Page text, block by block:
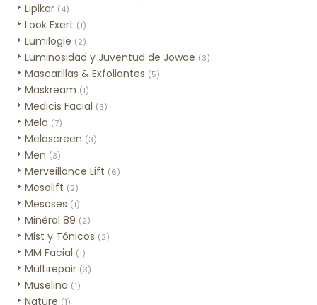
Lipikar (4)
Look Exert (1)
Lumilogie (2)
Luminosidad y Juventud de Jowae (3)
Mascarillas & Exfoliantes (5)
Maskream (1)
Medicis Facial (3)
Mela (7)
Melascreen (3)
Men (3)
Merveillance Lift (6)
Mesolift (2)
Mesoses (1)
Minéral 89 (2)
Mist y Tónicos (2)
MM Facial (1)
Multirepair (3)
Muselina (1)
Nature (1)